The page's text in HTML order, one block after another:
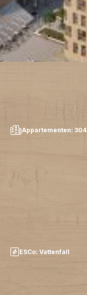
Appartementen: 304
ESCo: Vattenfall